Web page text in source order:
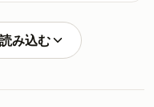
闘病日記↓
読み上げ推
course/nisa1-
生用アカウ
み込む